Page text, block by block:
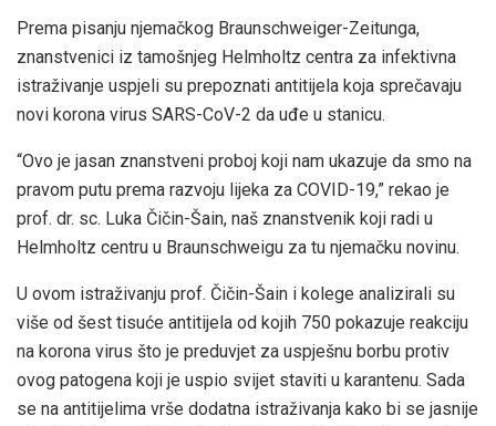
Prema pisanju njemačkog Braunschweiger-Zeitunga,
znanstvenici iz tamošnjeg Helmholtz centra za infektivna
istraživanje uspjeli su prepoznati antitijela koja sprečavaju
novi korona virus SARS-CoV-2 da uđe u stanicu.
“Ovo je jasan znanstveni proboj koji nam ukazuje da smo na
pravom putu prema razvoju lijeka za COVID-19,” rekao je
prof. dr. sc. Luka Čičin-Šain, naš znanstvenik koji radi u
Helmholtz centru u Braunschweigu za tu njemačku novinu.
U ovom istraživanju prof. Čičin-Šain i kolege analizirali su
više od šest tisuće antitijela od kojih 750 pokazuje reakciju
na korona virus što je preduvjet za uspješnu borbu protiv
ovog patogena koji je uspio svijet staviti u karantenu. Sada
se na antitijelima vrše dodatna istraživanja kako bi se jasnije